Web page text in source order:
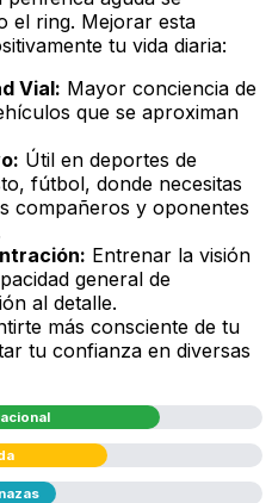
el ring. Mejorar esta
tu vida diaria:
Vial: Mayor conciencia de
que se aproximan
Útil en deportes de
fútbol, donde necesitas
compañeros y oponentes
Entrenar la visión
general de
al detalle.
más consciente de tu
tu confianza en diversas